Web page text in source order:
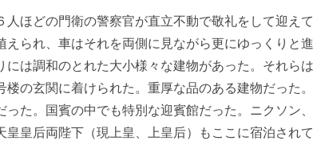
ほどの門衛の警察官が直立不動で敬礼をして迎え
られ、車はそれを両側に見ながら更にゆっくりと
は調和のとれた大小様々な建物があった。それら
の玄関に着けられた。重厚な品のある建物だった
た。国賓の中でも特別な迎賓館だった。ニクソン
皇后両陛下（現上皇、上皇后）もここに宿泊されて